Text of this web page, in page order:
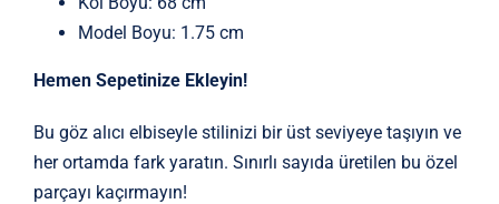
Model Boyu: 1.75 cm
Hemen Sepetinize Ekleyin!
Bu göz alıcı elbiseyle stilinizi bir üst seviyeye taşıyın ve
her ortamda fark yaratın. Sınırlı sayıda üretilen bu özel
parçayı kaçırmayın!